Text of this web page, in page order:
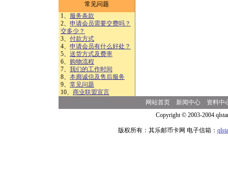
常见问题
1、 服务条款
2、 申请会员需要交费吗？
交多少？
3、 付款方式
4、 申请会员有什么好处？
5、 送货方式及费率
6、 购物流程
7、 我们的工作时间
8、 本廊诚信及售后服务
9、 常见问题
10、 商业联盟宣言
网站首页 新闻中心
资料中
Copyright © 2003-2004
版权所有：其乐邮币卡网 电子信箱：